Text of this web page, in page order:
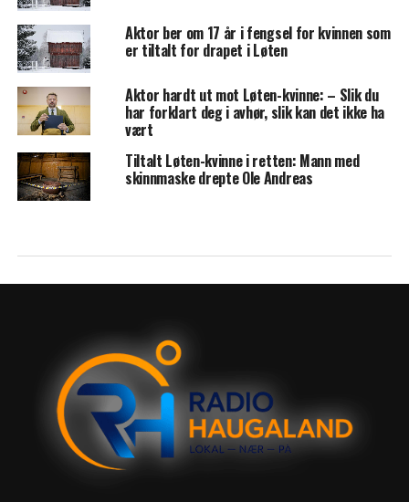
Aktor ber om 17 år i fengsel for kvinnen som
er tiltalt for drapet i Løten
Aktor hardt ut mot Løten-kvinne: – Slik du
har forklart deg i avhør, slik kan det ikke ha
vært
Tiltalt Løten-kvinne i retten: Mann med
skinnmaske drepte Ole Andreas